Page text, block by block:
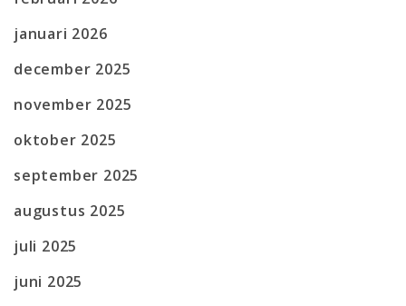
januari 2026
december 2025
november 2025
oktober 2025
september 2025
augustus 2025
juli 2025
juni 2025